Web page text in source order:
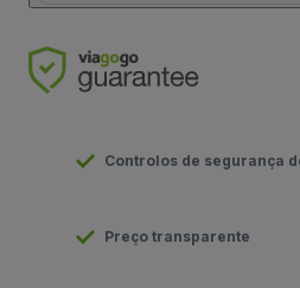
Controlos de segurança
Preço transparente